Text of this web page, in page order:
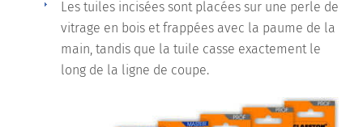
Les tuiles incisées sont placées sur une perle de
vitrage en bois et frappées avec la paume de la
main, tandis que la tuile casse exactement le
long de la ligne de coupe.